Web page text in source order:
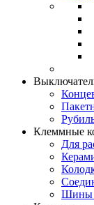
Клеммные
Для
Шины